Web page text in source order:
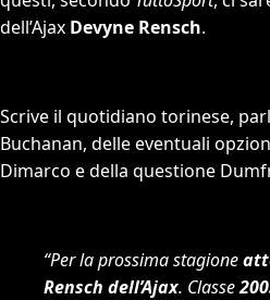
dell’Ajax Devyne Rensch.
Scrive il quotidiano torinese,
Buchanan, delle eventuali
Dimarco e della questione
“Per la prossima stagione
Rensch dell’Ajax. Classe